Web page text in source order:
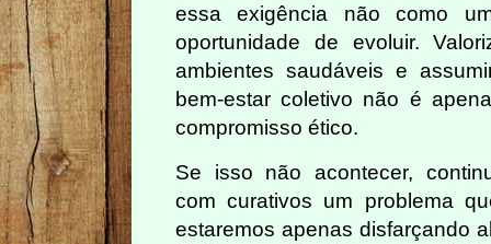
essa exigência não como
oportunidade de evoluir.
ambientes saudáveis e
bem-estar coletivo não é
compromisso ético.
Se isso não acontecer,
com curativos um problema
estaremos apenas disfarçando